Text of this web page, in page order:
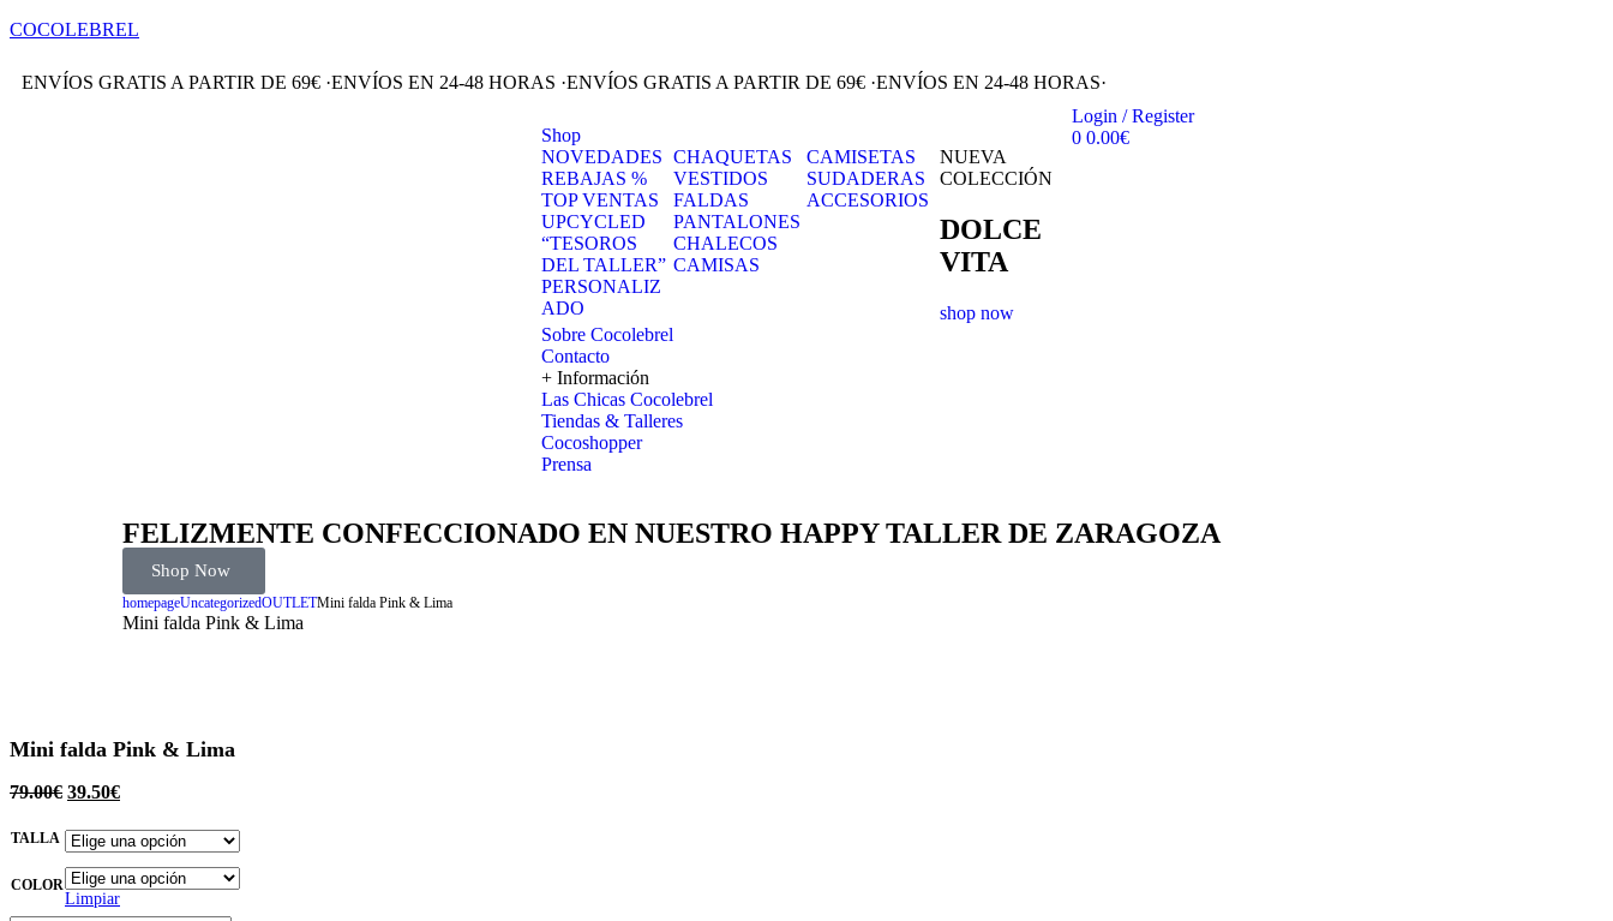
COCOLEBREL
ENVÍOS GRATIS A PARTIR DE 69€ ·ENVÍOS EN 24-48 HORAS ·ENVÍOS GRATIS A PARTIR DE 69€ ·ENVÍOS EN 24-48 HORAS·
Shop
NOVEDADES
REBAJAS %
TOP VENTAS
UPCYCLED
“TESOROS
DEL TALLER”
PERSONALIZ
ADO
CHAQUETAS
VESTIDOS
FALDAS
PANTALONES
CHALECOS
CAMISAS
CAMISETAS
SUDADERAS
ACCESORIOS
NUEVA
COLECCIÓN
DOLCE
VITA
shop now
Sobre Cocolebrel
Contacto
+ Información
Las Chicas Cocolebrel
Tiendas & Talleres
Cocoshopper
Prensa
Login / Register
0 0.00€
FELIZMENTE CONFECCIONADO EN NUESTRO HAPPY TALLER DE ZARAGOZA
Shop Now
homepageUncategorizedOUTLETMini falda Pink & Lima
Mini falda Pink & Lima
Mini falda Pink & Lima
79.00€ 39.50€
TALLA
COLOR
Limpiar